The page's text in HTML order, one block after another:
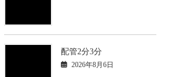
配管2分3分
2026年8月6日